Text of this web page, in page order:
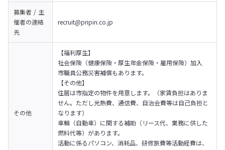
募集者 / 主
催者の連絡
先
recruit@pripin.co.jp
その他
【福利厚生】
社会保険（健康保険・厚生年金保険・雇用保険）加入
市職員公務災害補償もあります。
【その他】
住居は市指定の物件を用意します。（家賃負担はありま
せん。ただし光熱費、通信費、自治会費等は自己負担と
なります）
車輌（自動車）に関する補助（リース代、業務に供した
燃料代等）があります。
活動に係るパソコン、消耗品、研修旅費等活動経費は、